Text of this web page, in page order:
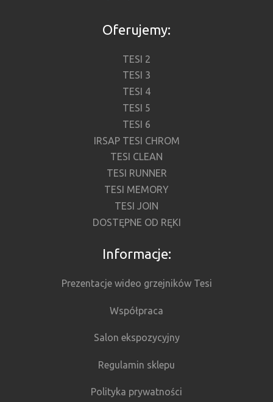
Oferujemy:
TESI 2
TESI 3
TESI 4
TESI 5
TESI 6
IRSAP TESI CHROM
TESI CLEAN
TESI RUNNER
TESI MEMORY
TESI JOIN
DOSTĘPNE OD RĘKI
Informacje:
Prezentacje wideo grzejników Tesi
Współpraca
Salon ekspozycyjny
Regulamin sklepu
Polityka prywatności